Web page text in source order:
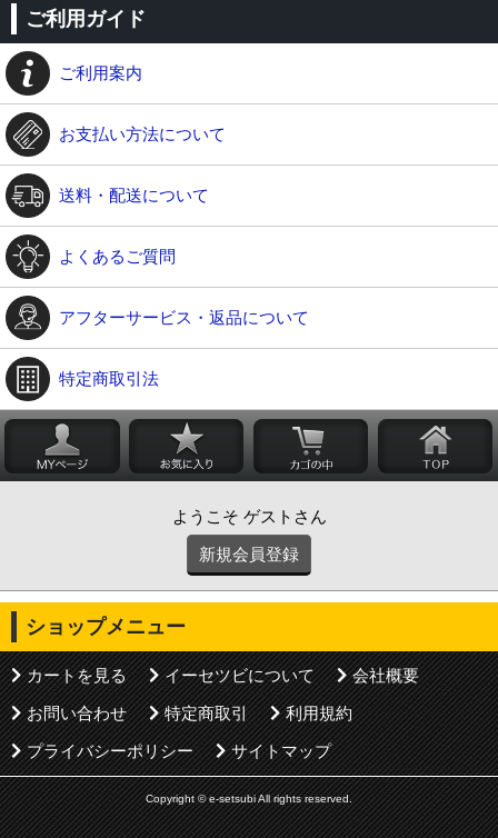
ご利用ガイド
ご利用案内
お支払い方法について
送料・配送について
よくあるご質問
アフターサービス・返品について
特定商取引法
ようこそ ゲストさん
新規会員登録
ショップメニュー
カートを見る イーセツビについて
会社概要
お問い合わせ
特定商取引
利用規約
プライバシーポリシー
サイトマップ
Copyright © e-setsubi All rights reserved.